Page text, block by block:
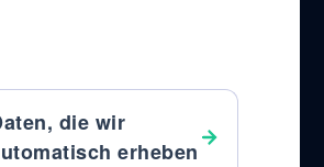
die wir
erheben